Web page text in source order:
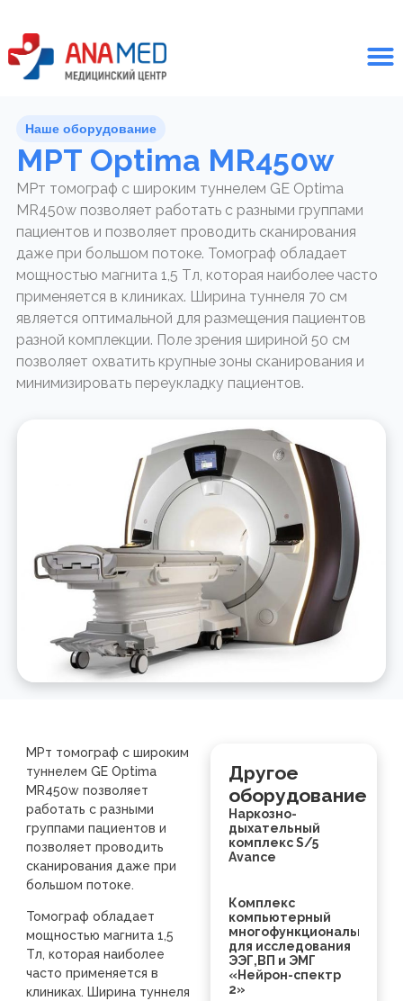
Наше оборудование
МРТ Optima MR450w
МРт томограф с широким туннелем GE Optima
MR450w позволяет работать с разными группами
пациентов и позволяет проводить сканирования
даже при большом потоке. Томограф обладает
мощностью магнита 1,5 Тл, которая наиболее часто
применяется в клиниках. Ширина туннеля 70 см
является оптимальной для размещения пациентов
разной комплекции. Поле зрения шириной 50 см
позволяет охватить крупные зоны сканирования и
минимизировать переукладку пациентов.
МРт томограф с широким
туннелем GE Optima
MR450w позволяет
работать с разными
группами пациентов и
позволяет проводить
сканирования даже при
большом потоке.
Томограф обладает
мощностью магнита 1,5
Тл, которая наиболее
часто применяется в
клиниках. Ширина туннеля
Другое
оборудование
Наркозно-
дыхательный
комплекс S/5
Avance
Комплекс
компьютерный
многофункциональный
для исследования
ЭЭГ,ВП и ЭМГ
«Нейрон-спектр
2»